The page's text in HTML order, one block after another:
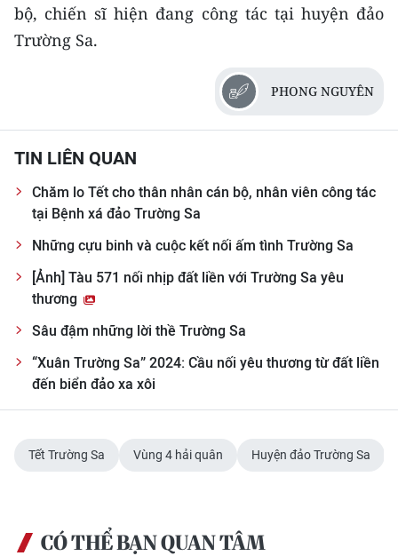
bộ, chiến sĩ hiện đang công tác tại huyện đảo
Trường Sa.
PHONG NGUYÊN
TIN LIÊN QUAN
Chăm lo Tết cho thân nhân cán bộ, nhân viên công tác
tại Bệnh xá đảo Trường Sa
Những cựu binh và cuộc kết nối ấm tình Trường Sa
[Ảnh] Tàu 571 nối nhịp đất liền với Trường Sa yêu
thương
Sâu đậm những lời thề Trường Sa
“Xuân Trường Sa” 2024: Cầu nối yêu thương từ đất liền
đến biển đảo xa xôi
Tết Trường Sa Vùng 4 hải quân Huyện đảo Trường Sa
CÓ THỂ BẠN QUAN TÂM